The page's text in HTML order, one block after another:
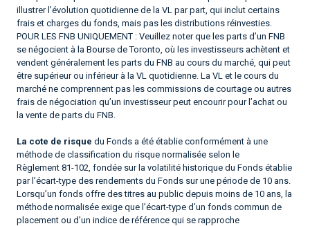
illustrer l’évolution quotidienne de la VL par part, qui inclut certains
frais et charges du fonds, mais pas les distributions réinvesties.
POUR LES FNB UNIQUEMENT : Veuillez noter que les parts d’un FNB
se négocient à la Bourse de Toronto, où les investisseurs achètent et
vendent généralement les parts du FNB au cours du marché, qui peut
être supérieur ou inférieur à la VL quotidienne. La VL et le cours du
marché ne comprennent pas les commissions de courtage ou autres
frais de négociation qu’un investisseur peut encourir pour l’achat ou
la vente de parts du FNB.
La cote de risque du Fonds a été établie conformément à une
méthode de classification du risque normalisée selon le
Règlement 81-102, fondée sur la volatilité historique du Fonds établie
par l’écart-type des rendements du Fonds sur une période de 10 ans.
Lorsqu’un fonds offre des titres au public depuis moins de 10 ans, la
méthode normalisée exige que l’écart-type d’un fonds commun de
placement ou d’un indice de référence qui se rapproche